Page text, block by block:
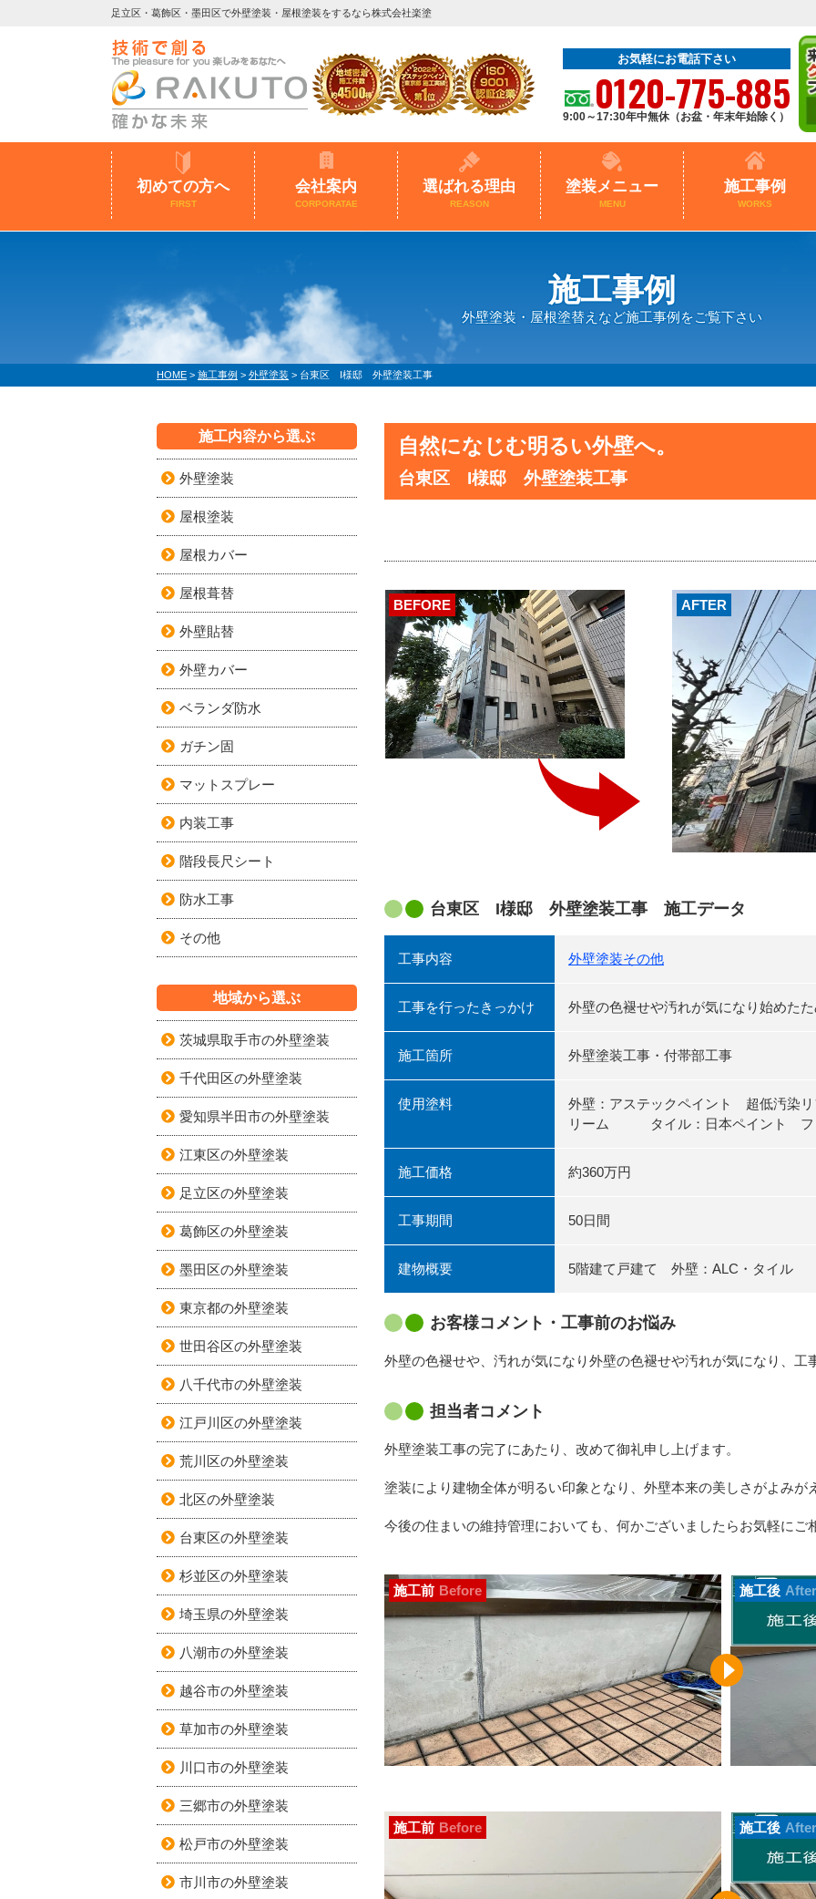
足立区・葛飾区・墨田区で外壁塗装・屋根塗装をするなら株式会社楽塗
お気軽にお電話下さい
0120-775-885
9:00～17:30年中無休（お盆・年末年始除く）
初めての方へ
FIRST
会社案内
CORPORATAE
選ばれる理由
REASON
塗装メニュー
MENU
施工事例
WORKS
施工事例
外壁塗装・屋根塗替えなど施工事例をご覧下さい
HOME > 施工事例 > 外壁塗装 > 台東区 I様邸 外壁塗装工事
自然になじむ明るい外壁へ。
台東区 I様邸 外壁塗装工事
AFTER
BEFORE
台東区 I様邸 外壁塗装工事 施工データ
工事内容 外壁塗装その他
工事を行ったきっかけ 外壁の色褪せや汚れが気になり始めた
施工箇所 外壁塗装工事・付帯部工事
使用塗料
外壁：アステックペイント 超低汚染
リーム タイル：日本ペイント フ
施工価格 約360万円
工事期間 50日間
建物概要 5階建て戸建て 外壁：ALC・タイル
お客様コメント・工事前のお悩み
外壁の色褪せや、汚れが気になり外壁の色褪せや汚れが気になり、工
担当者コメント
外壁塗装工事の完了にあたり、改めて御礼申し上げます。
塗装により建物全体が明るい印象となり、外壁本来の美しさがよみが
今後の住まいの維持管理においても、何かございましたらお気軽にご
施工前 Before 施工後 After
施工前 Before 施工後 After
施工内容から選ぶ
外壁塗装
屋根塗装
屋根カバー
屋根葺替
外壁貼替
外壁カバー
ベランダ防水
ガチン固
マットスプレー
内装工事
階段長尺シート
防水工事
その他
地域から選ぶ
茨城県取手市の外壁塗装
千代田区の外壁塗装
愛知県半田市の外壁塗装
江東区の外壁塗装
足立区の外壁塗装
葛飾区の外壁塗装
墨田区の外壁塗装
東京都の外壁塗装
世田谷区の外壁塗装
八千代市の外壁塗装
江戸川区の外壁塗装
荒川区の外壁塗装
北区の外壁塗装
台東区の外壁塗装
杉並区の外壁塗装
埼玉県の外壁塗装
八潮市の外壁塗装
越谷市の外壁塗装
草加市の外壁塗装
川口市の外壁塗装
三郷市の外壁塗装
松戸市の外壁塗装
市川市の外壁塗装